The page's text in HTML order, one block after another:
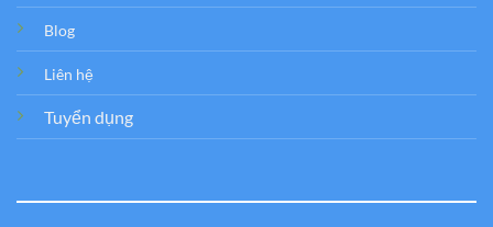
Blog
Liên hệ
Tuyển dụng